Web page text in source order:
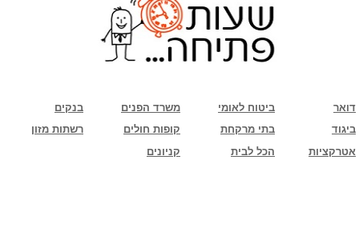
בנקים משרד הפנים ביטוח לאומי
דואר
רשתות מזון
קופות חולים בתי מרקחת
ביגוד
קניונים
הכל לבית אטרקציות